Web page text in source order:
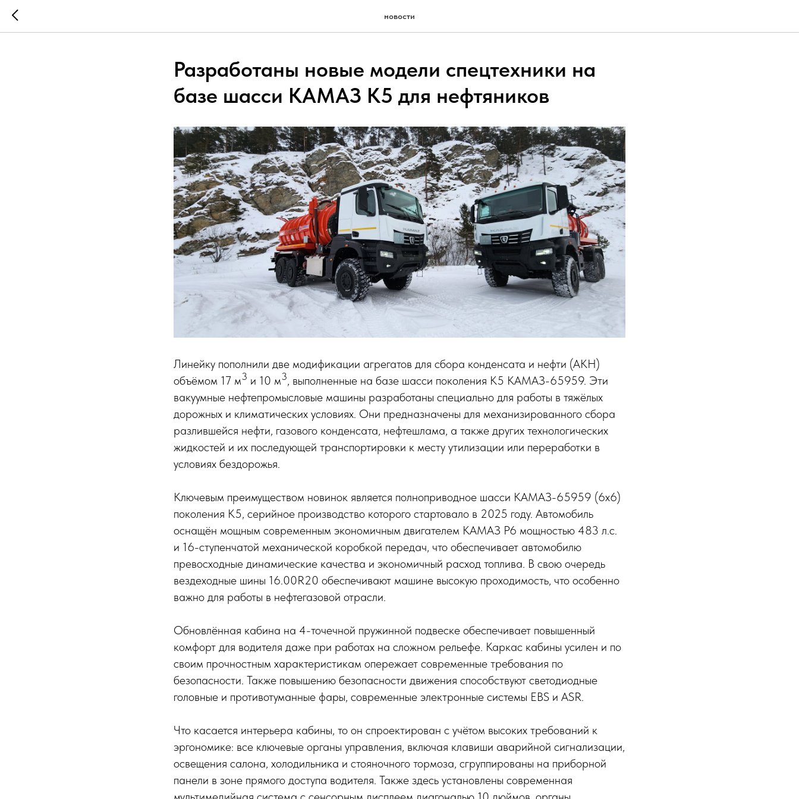
новости
Разработаны новые модели спецтехники на
базе шасси КАМАЗ К5 для нефтяников
Линейку пополнили две модификации агрегатов для сбора конденсата и нефти (АКН)
объёмом 17 м3 и 10 м3, выполненные на базе шасси поколения К5 КАМАЗ-65959. Эти
вакуумные нефтепромысловые машины разработаны специально для работы в тяжёлых
дорожных и климатических условиях. Они предназначены для механизированного сбора
разлившейся нефти, газового конденсата, нефтешлама, а также других технологических
жидкостей и их последующей транспортировки к месту утилизации или переработки в
условиях бездорожья.
Ключевым преимуществом новинок является полноприводное шасси КАМАЗ-65959 (6х6)
поколения К5, серийное производство которого стартовало в 2025 году. Автомобиль
оснащён мощным современным экономичным двигателем КАМАЗ Р6 мощностью 483 л.с.
и 16-ступенчатой механической коробкой передач, что обеспечивает автомобилю
превосходные динамические качества и экономичный расход топлива. В свою очередь
вездеходные шины 16.00R20 обеспечивают машине высокую проходимость, что особенно
важно для работы в нефтегазовой отрасли.
Обновлённая кабина на 4-точечной пружинной подвеске обеспечивает повышенный
комфорт для водителя даже при работах на сложном рельефе. Каркас кабины усилен и по
своим прочностным характеристикам опережает современные требования по
безопасности. Также повышению безопасности движения способствуют светодиодные
головные и противотуманные фары, современные электронные системы EBS и ASR.
Что касается интерьера кабины, то он спроектирован с учётом высоких требований к
эргономике: все ключевые органы управления, включая клавиши аварийной сигнализации,
освещения салона, холодильника и стояночного тормоза, сгруппированы на приборной
панели в зоне прямого доступа водителя. Также здесь установлены современная